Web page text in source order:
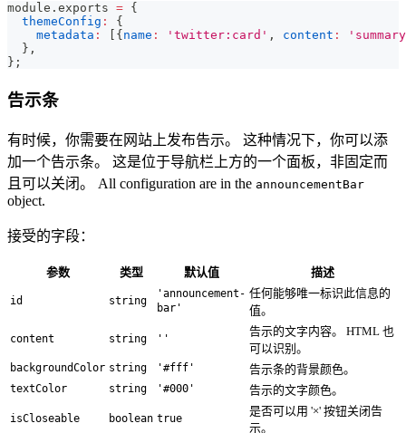
module . exports = {
themeConfig :
{
metadata : { name : 'twitter:card' , content :
} ,
} ;
告示条
有时候，你需要在网站上发布告示。 这种情况下，你可以添
加一个告示条。 这是位于导航栏上方的一个面板，非固定而
且可以关闭。 All configuration are in the announcementBar
object.
接受的字段：
参数 类型 默认值 描述
id string
'announcement-
bar'
任何能够唯一标识此信息的
值。
content string ''
告示的文字内容。 HTML 也
可以识别。
backgroundColor string '#fff' 告示条的背景颜色。
textColor string '#000' 告示的文字颜色。
isCloseable boolean true
是否可以用 '×' 按钮关闭告
示。